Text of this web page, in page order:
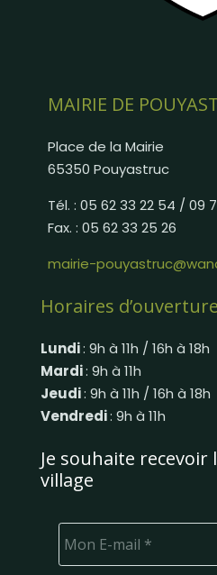
MAIRIE DE
Place de la Mairie
65350 Pouyastruc
Tél. : 05 62 33 22 54 / 09
Fax. : 05 62 33 25 26
mairie-
Horaires d’ouverture
Lundi: 9h à 11h / 16h à 18h
Mardi: 9h à 11h
Jeudi: 9h à 11h / 16h à 18h
Vendredi: 9h à 11h
Je souhaite recevoir
village